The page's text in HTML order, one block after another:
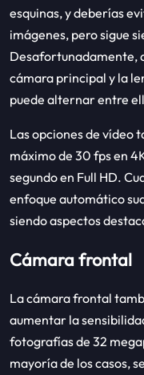
esquinas, y deberías
imágenes, pero sigue
Desafortunadamente,
cámara principal y la
puede alternar entre
Las opciones de vídeo
máximo de 30 fps en
segundo en Full HD.
enfoque automático
siendo aspectos
Cámara frontal
La cámara frontal
aumentar la
fotografías de 32
mayoría de los casos,